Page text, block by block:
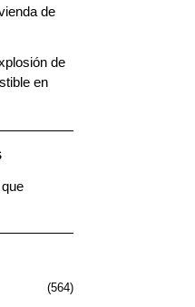
de
de
en
564